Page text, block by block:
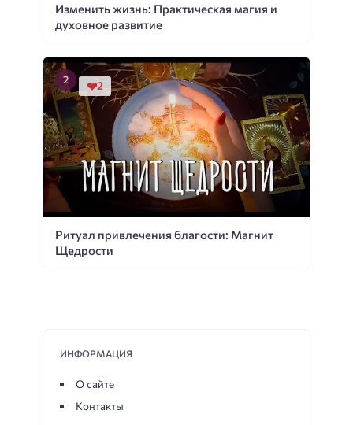
Изменить жизнь: Практическая магия и
духовное развитие
Ритуал привлечения благости: Магнит
Щедрости
2
ИНФОРМАЦИЯ
О сайте
Контакты